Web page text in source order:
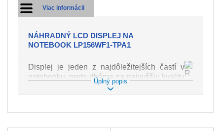
Viac informácii
NÁHRADNÝ LCD DISPLEJ NA
NOTEBOOK LP156WF1-TPA1
Displej je jeden z najdôležitejších častí v
notebooku, preto dbáme na najvyššiu kvalitu
tohto náhradného dielu. Slúži k
zobrazovaniu textu či obrazu v rôznej
najväčšou opatrnosťou. Medzi najčastejšie
Úplný popis